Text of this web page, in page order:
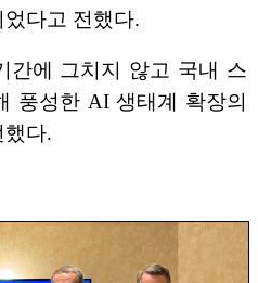
다고 전했다.
간에 그치지 않고 국내 스
풍성한 AI 생태계 확장의
다.